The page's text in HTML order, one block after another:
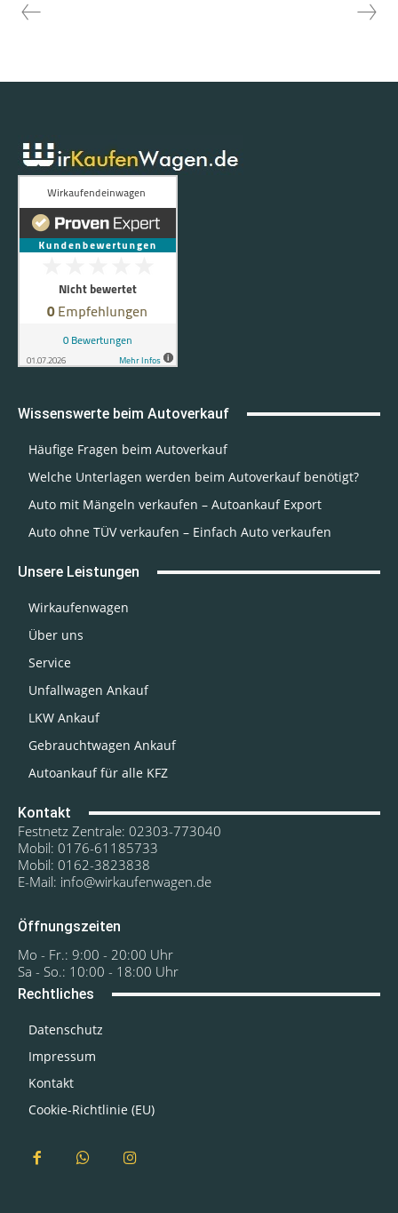
Wissenswerte beim Autoverkauf
Häufige Fragen beim Autoverkauf
Welche Unterlagen werden beim Autoverkauf benötigt?
Auto mit Mängeln verkaufen – Autoankauf Export
Auto ohne TÜV verkaufen – Einfach Auto verkaufen
Unsere Leistungen
Wirkaufenwagen
Über uns
Service
Unfallwagen Ankauf
LKW Ankauf
Gebrauchtwagen Ankauf
Autoankauf für alle KFZ
Kontakt
Festnetz Zentrale: 02303-773040
Mobil: 0176-61185733
Mobil: 0162-3823838
E-Mail: info@wirkaufenwagen.de
Öffnungszeiten
Mo - Fr.: 9:00 - 20:00 Uhr
Sa - So.: 10:00 - 18:00 Uhr
Rechtliches
Datenschutz
Impressum
Kontakt
Cookie-Richtlinie (EU)